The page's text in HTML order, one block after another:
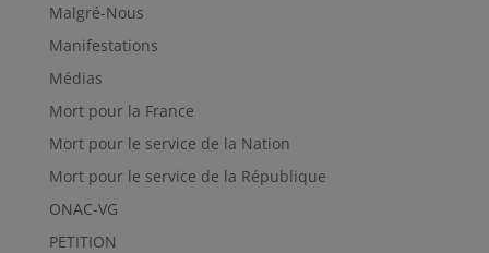
Malgré-Nous
Manifestations
Médias
Mort pour la France
Mort pour le service de la Nation
Mort pour le service de la République
ONAC-VG
PETITION